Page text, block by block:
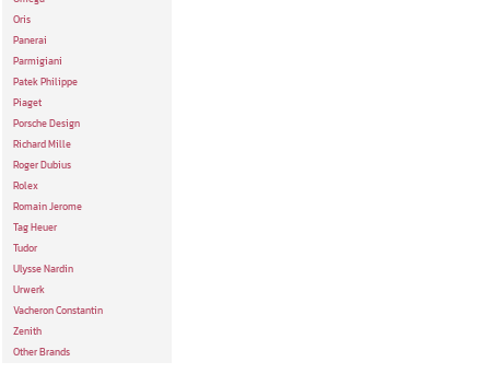
Oris
Panerai
Parmigiani
Patek Philippe
Piaget
Porsche Design
Richard Mille
Roger Dubius
Rolex
Romain Jerome
Tag Heuer
Tudor
Ulysse Nardin
Urwerk
Vacheron Constantin
Zenith
Other Brands